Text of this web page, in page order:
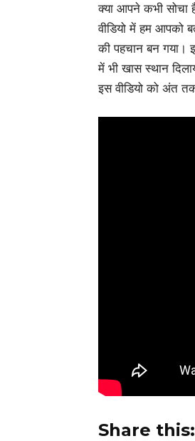
क्या आपने कभी सोचा
वीडियो में हम आपको
की पहचान बन गया।
में भी खास स्थान
इस वीडियो को अंत
Share this: